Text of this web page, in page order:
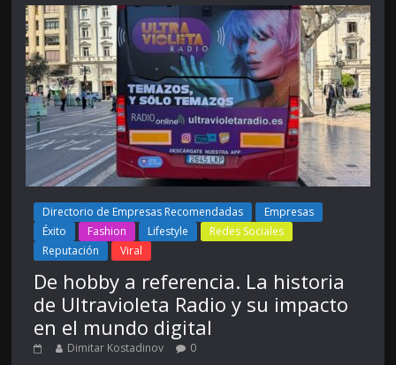
Directorio de Empresas Recomendadas
Empresas
Éxito
Fashion Lifestyle
Redes Sociales
Reputación
Viral
De hobby a referencia. La historia
de Ultravioleta Radio y su impacto
en el mundo digital
Dimitar Kostadinov 0